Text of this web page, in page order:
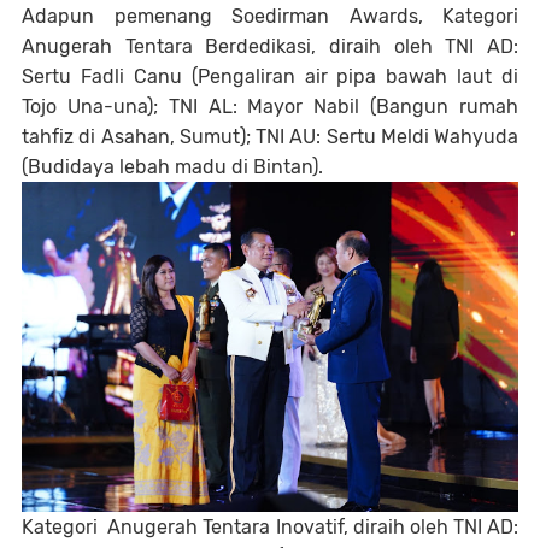
Adapun pemenang Soedirman Awards, Kategori
Anugerah Tentara Berdedikasi, diraih oleh TNI AD:
Sertu Fadli Canu (Pengaliran air pipa bawah laut di
Tojo Una-una); TNI AL: Mayor Nabil (Bangun rumah
tahfiz di Asahan, Sumut); TNI AU: Sertu Meldi Wahyuda
(Budidaya lebah madu di Bintan).
Kategori Anugerah Tentara Inovatif, diraih oleh TNI AD: